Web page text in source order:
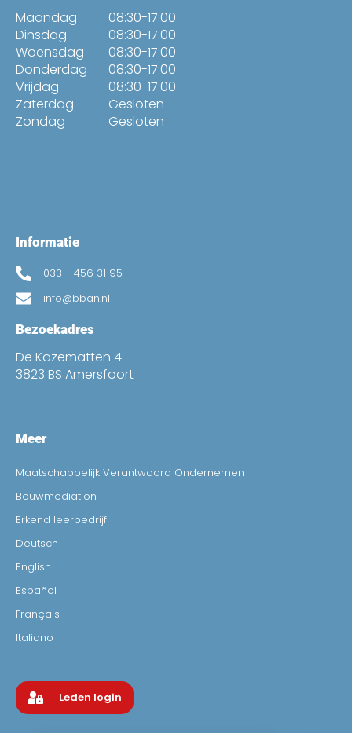
Maandag
Dinsdag
Woensdag
Donderdag
Vrijdag
Zaterdag
Zondag
08:30-17:00
08:30-17:00
08:30-17:00
08:30-17:00
08:30-17:00
Gesloten
Gesloten
Informatie
033 - 456 31 95
info@bban.nl
Bezoekadres
De Kazematten 4
3823 BS Amersfoort
Meer
Maatschappelijk Verantwoord Ondernemen
Bouwmediation
Erkend leerbedrijf
Deutsch
English
Español
Français
Italiano
Leden login